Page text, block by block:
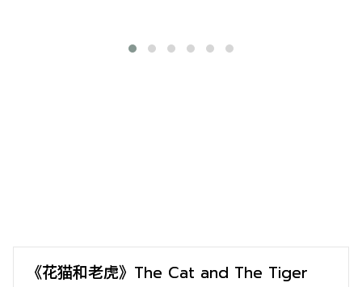
《花猫和老虎》The Cat and The Tiger